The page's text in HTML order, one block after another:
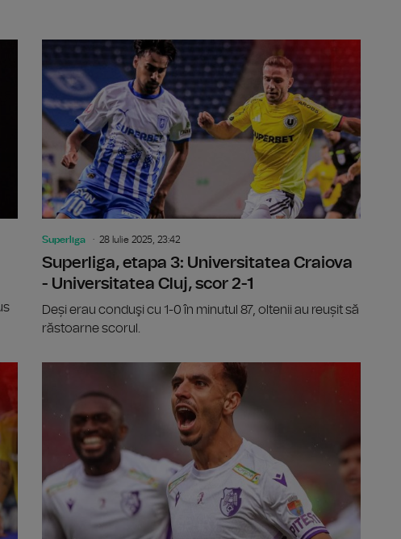
Marius Ștefănescu, transferat la Konyaspor
Superliga 28 Iulie 2025, 23:42
Superliga, etapa 3: Universitatea Craiova
- Universitatea Cluj, scor 2-1
Deși erau conduşi cu 1-0 în minutul 87, oltenii au reușit să
răstoarne scorul.
Superliga, etapa 3: FC Botoşani - Unirea Slobozia, scor 4-0